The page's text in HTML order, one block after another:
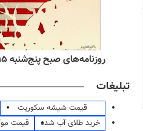
روزنامه‌های صبح پنج‌شنبه ۱۵ مرداد ۱۴۰۵
تبلیغات
قیمت شیشه سکوریت
خرید طلای آب شده
قیمت